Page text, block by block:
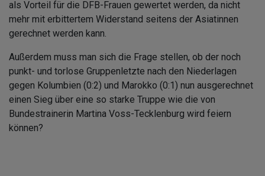
als Vorteil für die DFB-Frauen gewertet werden, da nicht
mehr mit erbittertem Widerstand seitens der Asiatinnen
gerechnet werden kann.
Außerdem muss man sich die Frage stellen, ob der noch
punkt- und torlose Gruppenletzte nach den Niederlagen
gegen Kolumbien (0:2) und Marokko (0:1) nun ausgerechnet
einen Sieg über eine so starke Truppe wie die von
Bundestrainerin Martina Voss-Tecklenburg wird feiern
können?